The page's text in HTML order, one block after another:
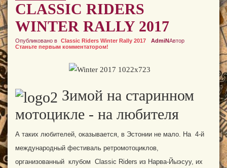
CLASSIC RIDERS
WINTER RALLY 2017
Опубликовано в Classic Riders Winter Rally 2017 Автор
AdmiN
Станьте первым комментатором!
Зимой на старинном
мотоцикле - на любителя
А таких любителей, оказывается, в Эстонии не мало. На 4-й
международный фестиваль ретромотоциклов,
организованный клубом Classic Riders из Нарва-Йыэсуу, их